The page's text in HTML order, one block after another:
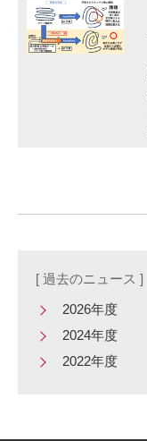
[ 過去のニュース ]
2026年度
2024年度
2022年度